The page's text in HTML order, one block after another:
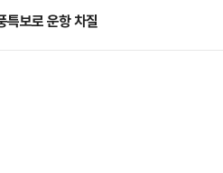
보로 운항 차질